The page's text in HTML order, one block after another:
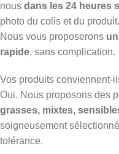
nous dans les 24 heures
photo du colis et du produit.
Nous vous proposerons
rapide, sans complication.
Vos produits conviennent-
Oui. Nous proposons des
grasses, mixtes,
soigneusement
tolérance.